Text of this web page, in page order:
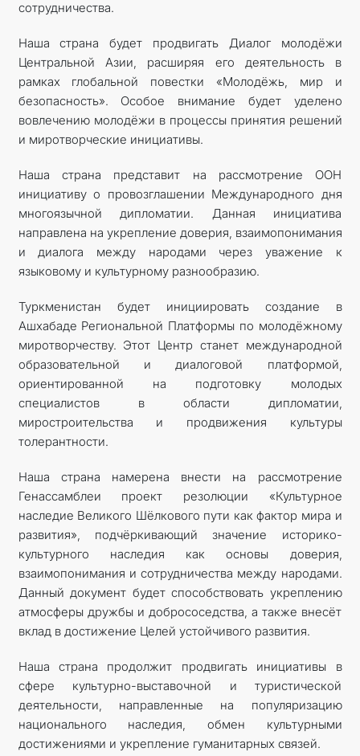
сотрудничества.
Наша страна будет продвигать Диалог молодёжи
Центральной Азии, расширяя его деятельность в
рамках глобальной повестки «Молодёжь, мир и
безопасность». Особое внимание будет уделено
вовлечению молодёжи в процессы принятия решений
и миротворческие инициативы.
Наша страна представит на рассмотрение ООН
инициативу о провозглашении Международного дня
многоязычной дипломатии. Данная инициатива
направлена на укрепление доверия, взаимопонимания
и диалога между народами через уважение к
языковому и культурному разнообразию.
Туркменистан будет инициировать создание в
Ашхабаде Региональной Платформы по молодёжному
миротворчеству. Этот Центр станет международной
образовательной и диалоговой платформой,
ориентированной на подготовку молодых
специалистов в области дипломатии,
миростроительства и продвижения культуры
толерантности.
Наша страна намерена внести на рассмотрение
Генассамблеи проект резолюции «Культурное
наследие Великого Шёлкового пути как фактор мира и
развития», подчёркивающий значение историко-
культурного наследия как основы доверия,
взаимопонимания и сотрудничества между народами.
Данный документ будет способствовать укреплению
атмосферы дружбы и добрососедства, а также внесёт
вклад в достижение Целей устойчивого развития.
Наша страна продолжит продвигать инициативы в
сфере культурно-выставочной и туристической
деятельности, направленные на популяризацию
национального наследия, обмен культурными
достижениями и укрепление гуманитарных связей.